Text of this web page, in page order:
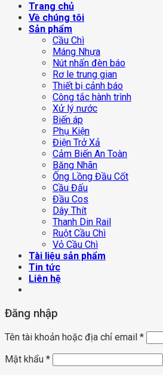
Trang chủ
Về chúng tôi
Sản phẩm
Cầu Chì
Máng Nhựa
Nút nhấn đèn báo
Rơ le trung gian
Thiết bị cảnh báo
Công tắc hành trình
Xử lý nước
Biến áp
Phụ Kiện
Điện Trở Xả
Cảm Biến An Toàn
Băng Nhãn
Ống Lồng Đầu Cốt
Cầu Đấu
Đầu Cos
Dây Thít
Thanh Din Rail
Ruột Cầu Chì
Vỏ Cầu Chì
Tài liệu sản phẩm
Tin tức
Liên hệ
Đăng nhập
Tên tài khoản hoặc địa chỉ email *
Mật khẩu *